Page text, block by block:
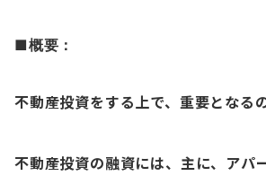
■概要：
不動産投資をする上で、重要となる
不動産投資の融資には、主に、アパ